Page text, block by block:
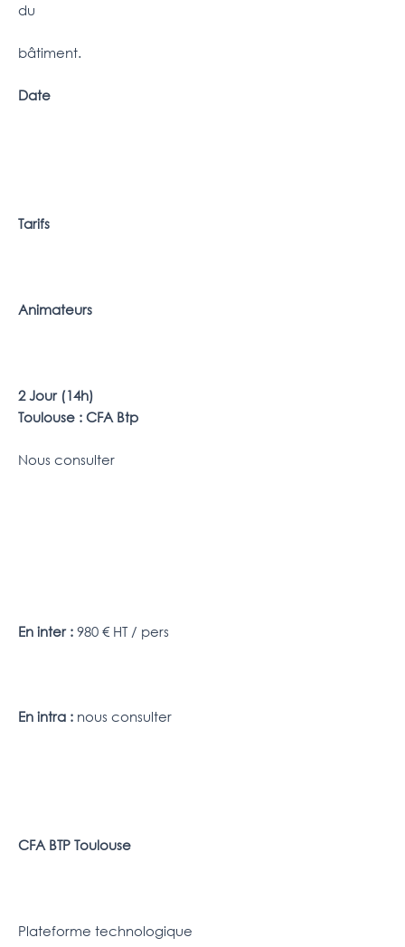
du
bâtiment.
Date
Tarifs
Animateurs
2 Jour (14h)
Toulouse : CFA Btp
Nous consulter
En inter : 980 € HT / pers
En intra : nous consulter
CFA BTP Toulouse
Plateforme technologique